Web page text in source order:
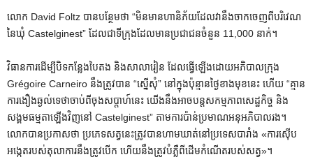
លោក David Foltz បានបន្ថែមថា “មិនមានហានិភ័យដែលវានឹងចាកចេញពីបរិវេណ
នៃឃុំ Castelginest” ដែលជាទីក្រុងដែលមានប្រជាជនចំនួន 11,000 នាក់។
វិធានការដើម្បីបិទកន្លែងបៃតង និងសាលារៀន ដែលធ្វើឡើងដោយអភិបាលក្រុង
Grégoire Carneiro នឹងត្រូវបាន “ស្នើសុំ” នៅក្នុងប៉ុន្មានថ្ងៃខាងមុខនេះ ហើយ “គ្មាន
ការងឿងឆ្ងល់ទេថាចាប់ពីចុងសប្តាហ៍នេះ យើងនឹងអាចបន្តសកម្មភាពសេដ្ឋកិច្ច និង
សង្គមធម្មតាឡើងវិញនៅ Castelginest” តាមការប៉ាន់ប្រមាណអនុអភិបាលរង។
លោក​បាន​ប្រកាស​ថា ប្រភេទ​សត្វ​នេះ​ត្រូវ​បាន​ហាម​ឃាត់​នៅ​ប្រទេស​បារាំង «ការ​ស៊ើប
អង្កេត​របស់​តុលាការ​នឹង​ត្រូវ​បើក ហើយ​នឹង​ត្រូវ​បំភ្លឺ​ពី​ដើម​កំណើត​របស់​សត្វ»។